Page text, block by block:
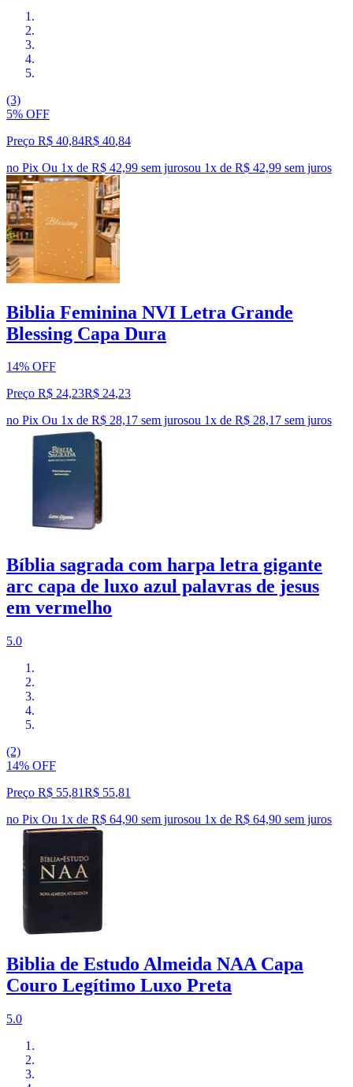
(3)
5% OFF
Preço R$ 40,84R$ 40,84
no Pix Ou 1x de R$ 42,99 sem jurosou 1x de R$ 42,99 sem juros
Biblia Feminina NVI Letra Grande
Blessing Capa Dura
14% OFF
Preço R$ 24,23R$ 24,23
no Pix Ou 1x de R$ 28,17 sem jurosou 1x de R$ 28,17 sem juros
Bíblia sagrada com harpa letra gigante
arc capa de luxo azul palavras de jesus
em vermelho
5.0
(2)
14% OFF
Preço R$ 55,81R$ 55,81
no Pix Ou 1x de R$ 64,90 sem jurosou 1x de R$ 64,90 sem juros
Biblia de Estudo Almeida NAA Capa
Couro Legítimo Luxo Preta
5.0